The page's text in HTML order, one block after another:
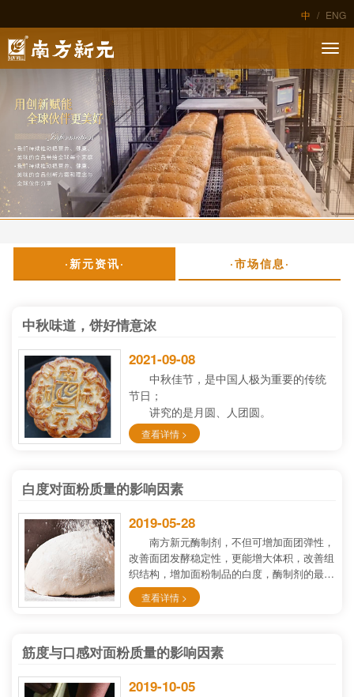
中 / ENG
·新元资讯· ·市场信息·
中秋味道，饼好情意浓
2021-09-08
中秋佳节，是中国人极为重要的传统
节日；
讲究的是月圆、人团圆。
人情味，一直是我们中国人世世代代
追寻的味道。
希冀，
在中秋节日中扮演着重要角色。
查看详情 >
白度对面粉质量的影响因素
2019-05-28
南方新元酶制剂，不但可增加面团弹性，
改善面团发酵稳定性，更能增大体积，改善组
织结构，增加面粉制品的白度，酶制剂的最佳
用量与品质，可直接影响面粉及面粉制品..
查看详情 >
筋度与口感对面粉质量的影响因素
2019-10-05